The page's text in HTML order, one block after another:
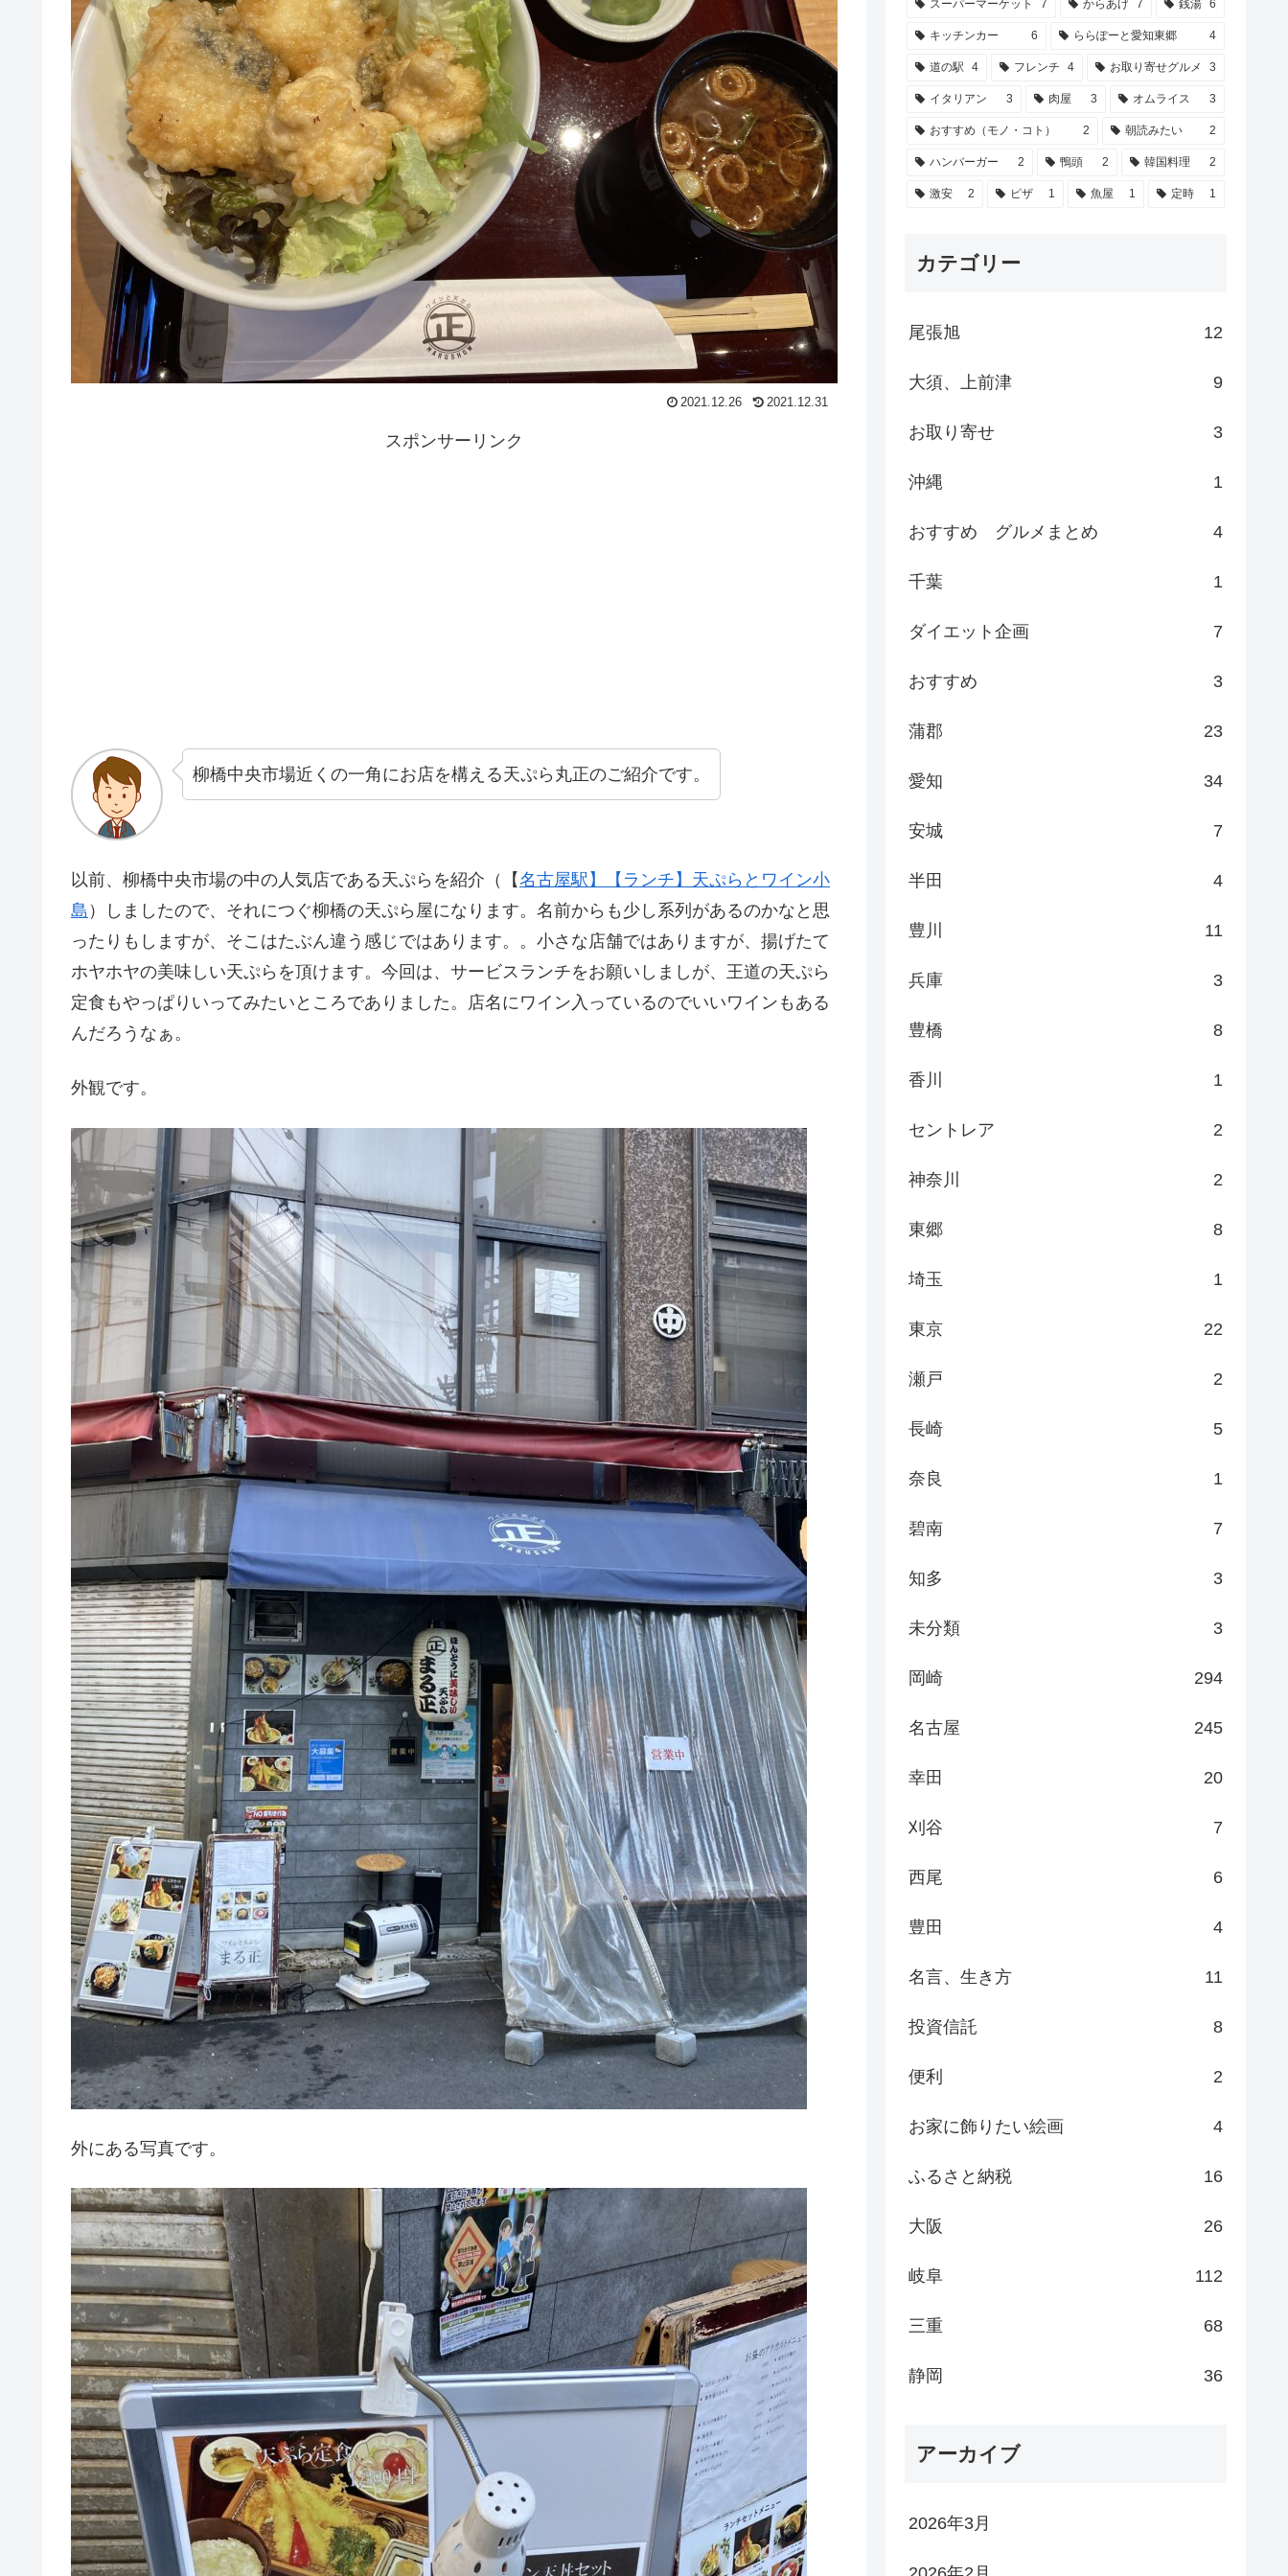
2021.12.26 2021.12.31
スポンサーリンク
柳橋中央市場近くの一角にお店を構える天ぷら丸正のご紹介です。
以前、柳橋中央市場の中の人気店である天ぷらを紹介（【名古屋駅】【ランチ】天ぷらとワイン小
島 ）しましたので、それにつぐ柳橋の天ぷら屋になります。名前からも少し系列があるのかなと思
ったりもしますが、そこはたぶん違う感じではあります。。小さな店舗ではありますが、揚げたて
ホヤホヤの美味しい天ぷらを頂けます。今回は、サービスランチをお願いしましが、王道の天ぷら
定食もやっぱりいってみたいところでありました。店名にワイン入っているのでいいワインもある
んだろうなぁ。
外観です。
外にある写真です。
スーパーマーケット 7 からあげ 7 銭湯 6
キッチンカー 6 ららぽーと愛知東郷 4
道の駅 4 フレンチ 4 お取り寄せグルメ 3
イタリアン 3 肉屋 3 オムライス 3
おすすめ（モノ・コト） 2 朝読みたい 2
ハンバーガー 2 鴨頭 2 韓国料理 2
激安 2 ピザ 1 魚屋 1 定時 1
カテゴリー
尾張旭 12
大須、上前津 9
お取り寄せ 3
沖縄 1
おすすめ グルメまとめ 4
千葉 1
ダイエット企画 7
おすすめ 3
蒲郡 23
愛知 34
安城 7
半田 4
豊川 11
兵庫 3
豊橋 8
香川 1
セントレア 2
神奈川 2
東郷 8
埼玉 1
東京 22
瀬戸 2
長崎 5
奈良 1
碧南 7
知多 3
未分類 3
岡崎 294
名古屋 245
幸田 20
刈谷 7
西尾 6
豊田 4
名言、生き方 11
投資信託 8
便利 2
お家に飾りたい絵画 4
ふるさと納税 16
大阪 26
岐阜 112
三重 68
静岡 36
アーカイブ
2026年3月